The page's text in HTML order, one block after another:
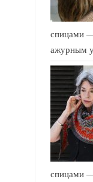
спицами —
ажурным
спицами